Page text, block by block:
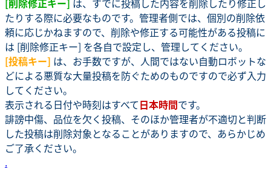
[削除修正キー] は、すでに投稿した内容を削除したり修正し
たりする際に必要なものです。管理者側では、個別の削除依
頼に応じかねますので、削除や修正する可能性がある投稿に
は [削除修正キー] を各自で設定し、管理してください。
[投稿キー] は、お手数ですが、人間ではない自動ロボットな
どによる悪質な大量投稿を防ぐためのものですので必ず入力
してください。
表示される日付や時刻はすべて日本時間です。
誹謗中傷、品位を欠く投稿、そのほか管理者が不適切と判断
した投稿は削除対象となることがありますので、あらかじめ
ご了承ください。
.